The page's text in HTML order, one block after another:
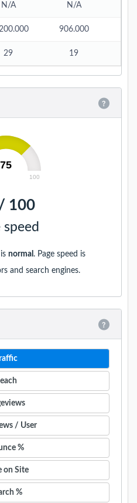
N/A N/A
906.000
29 19
75
100
100
speed
normal . Page speed is
and search engines.
/ User
%
on Site
%